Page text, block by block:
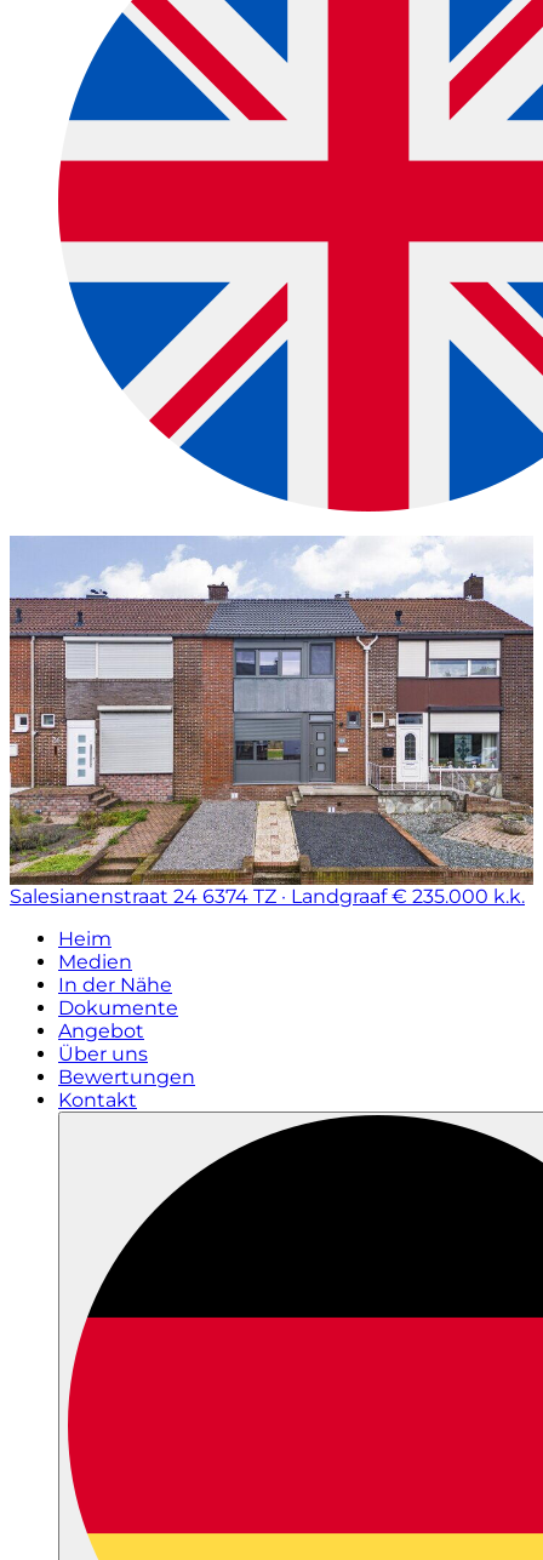
Salesianenstraat 24 6374 TZ · Landgraaf € 235.000 k.k.
Heim
Medien
In der Nähe
Dokumente
Angebot
Über uns
Bewertungen
Kontakt